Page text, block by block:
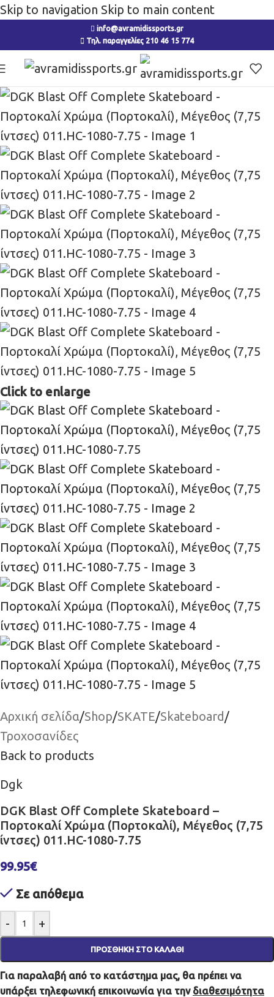
Skip to navigation Skip to main content
info@avramidissports.gr
Τηλ. παραγγελίες 210 46 15 774
Click to enlarge
Αρχική σελίδα/Shop/SKATE/Skateboard/
Τροχοσανίδες
Back to products
Dgk
DGK Blast Off Complete Skateboard –
Πορτοκαλί Χρώμα (Πορτοκαλί), Μέγεθος (7,75
ίντσες) 011.HC-1080-7.75
99.95€
Σε απόθεμα
- +
ΠΡΟΣΘΉΚΗ ΣΤΟ ΚΑΛΆΘΙ
Για παραλαβή από το κατάστημα μας, θα πρέπει να
υπάρξει τηλεφωνική επικοινωνία για την διαθεσιμότητα